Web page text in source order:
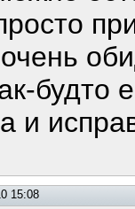
будто
и
15:08